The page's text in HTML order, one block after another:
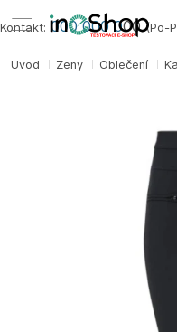
Úvod Ženy Oblečení
Kontakt: 000 000 000(Po-